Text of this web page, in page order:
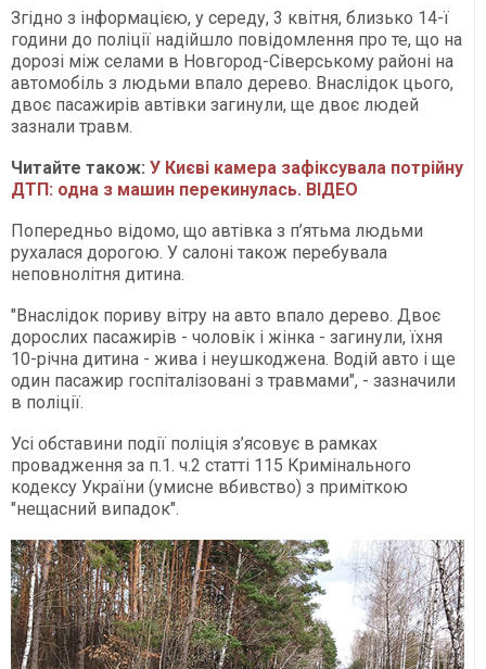
Згідно з інформацією, у середу, 3 квітня, близько 14-ї
години до поліції надійшло повідомлення про те, що на
дорозі між селами в Новгород-Сіверському районі на
автомобіль з людьми впало дерево. Внаслідок цього,
двоє пасажирів автівки загинули, ще двоє людей
зазнали травм.
Читайте також: У Києві камера зафіксувала потрійну
ДТП: одна з машин перекинулась. ВІДЕО
Попередньо відомо, що автівка з п’ятьма людьми
рухалася дорогою. У салоні також перебувала
неповнолітня дитина.
"Внаслідок пориву вітру на авто впало дерево. Двоє
дорослих пасажирів - чоловік і жінка - загинули, їхня
10-річна дитина - жива і неушкоджена. Водій авто і ще
один пасажир госпіталізовані з травмами", - зазначили
в поліції.
Усі обставини події поліція з’ясовує в рамках
провадження за п.1. ч.2 статті 115 Кримінального
кодексу України (умисне вбивство) з приміткою
"нещасний випадок".